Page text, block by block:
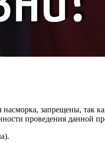
запрещены, так
проведения данной